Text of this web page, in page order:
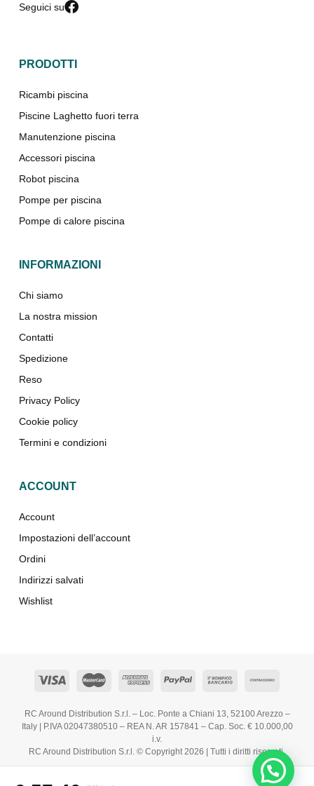
Seguici su
PRODOTTI
Ricambi piscina
Piscine Laghetto fuori terra
Manutenzione piscina
Accessori piscina
Robot piscina
Pompe per piscina
Pompe di calore piscina
INFORMAZIONI
Chi siamo
La nostra mission
Contatti
Spedizione
Reso
Privacy Policy
Cookie policy
Termini e condizioni
ACCOUNT
Account
Impostazioni dell’account
Ordini
Indirizzi salvati
Wishlist
RC Around Distribution S.r.l. – Loc. Ponte a Chiani 13, 52100 Arezzo –
Italy | P.IVA 02047380510 – REA N. AR 157841 – Cap. Soc. € 10.000,00
i.v.
RC Around Distribution S.r.l. © Copyright 2026 | Tutti i diritti riservati.